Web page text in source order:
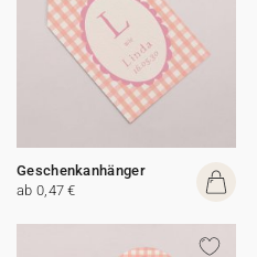
Geschenkanhänger
ab 0,47 €